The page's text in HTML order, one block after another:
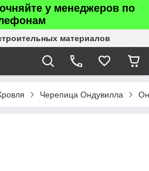
у менеджеров по
материалов
Черепица Ондувилла